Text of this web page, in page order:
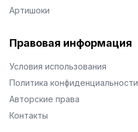
Артишоки
Правовая информация
Условия использования
Политика конфиденциальности
Авторские права
Контакты